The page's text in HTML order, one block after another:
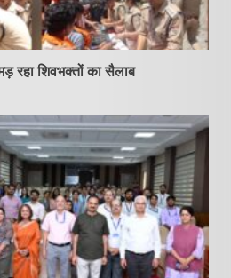
रहा शिवभक्तों का सैलाब